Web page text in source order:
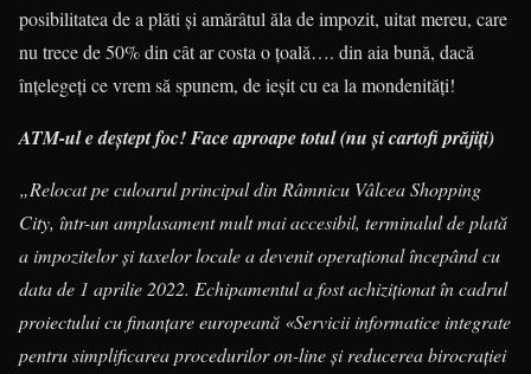
posibilitatea de a plăti și amărâtul ăla de impozit, uitat mereu, care
nu trece de 50% din cât ar costa o țoală…. din aia bună, dacă
înțelegeți ce vrem să spunem, de ieșit cu ea la mondenități!
ATM-ul e deștept foc! Face aproape totul (nu și cartofi prăjiți)
„Relocat pe culoarul principal din Râmnicu Vâlcea Shopping
City, într-un amplasament mult mai accesibil, terminalul de plată
a impozitelor şi taxelor locale a devenit operaţional începând cu
data de 1 aprilie 2022. Echipamentul a fost achiziţionat în cadrul
proiectului cu finanţare europeană «Servicii informatice integrate
pentru simplificarea procedurilor on-line şi reducerea birocraţiei